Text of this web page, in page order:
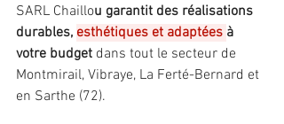
SARL Chaillou garantit des réalisations
durables, esthétiques et adaptées à
votre budget dans tout le secteur de
Montmirail, Vibraye, La Ferté-Bernard et
en Sarthe (72).